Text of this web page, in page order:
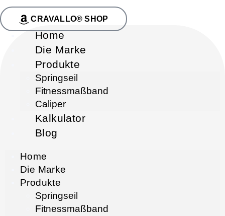
CRAVALLO® SHOP
Home
Die Marke
Produkte
Springseil
Fitnessmaßband
Caliper
Kalkulator
Blog
Home
Die Marke
Produkte
Springseil
Fitnessmaßband